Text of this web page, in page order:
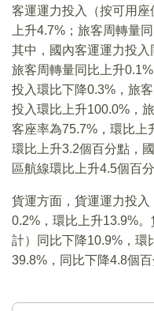
客運運力投入（按可用
上升4.7%；旅客周轉量
其中，國內客運運力投入
旅客周轉量同比上升
投入環比下降0.3%，旅
投入環比上升100.0%，
客座率為75.7%，環比上
環比上升3.2個百分點，
區航線環比上升4.5個百分
貨運方面，貨運運力投
0.2%，環比上升13.9%
計）同比下降10.9%，環
39.8%，同比下降4.8個